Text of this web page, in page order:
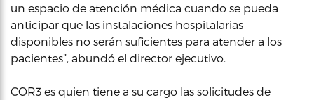
un espacio de atención médica cuando se pueda
anticipar que las instalaciones hospitalarias
disponibles no serán suficientes para atender a los
pacientes”, abundó el director ejecutivo.
COR3 es quien tiene a su cargo las solicitudes de